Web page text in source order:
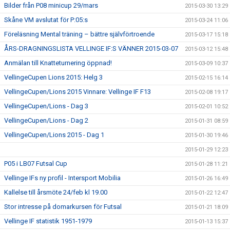
Bilder från P08 minicup 29/mars 2015-03-30 13:29
Skåne VM avslutat för P:05:s 2015-03-24 11:06
Föreläsning Mental träning – bättre självförtroende 2015-03-17 15:18
ÅRS-DRAGNINGSLISTA VELLINGE IF:S VÄNNER 2015-03-07 2015-03-12 15:48
Anmälan till Knatteturnering öppnad! 2015-03-09 10:37
VellingeCupen Lions 2015: Helg 3 2015-02-15 16:14
VellingeCupen/Lions 2015 Vinnare: Vellinge IF F13 2015-02-08 19:17
VellingeCupen/Lions - Dag 3 2015-02-01 10:52
VellingeCupen/Lions - Dag 2 2015-01-31 08:59
VellingeCupen/Lions 2015 - Dag 1 2015-01-30 19:46
2015-01-29 12:23
P05 i LB07 Futsal Cup 2015-01-28 11:21
Vellinge IFs ny profil - Intersport Mobilia 2015-01-26 16:49
Kallelse till årsmöte 24/feb kl 19.00 2015-01-22 12:47
Stor intresse på domarkursen för Futsal 2015-01-21 18:09
Vellinge IF statistik 1951-1979 2015-01-13 15:37